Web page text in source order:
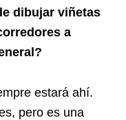
dibujar viñetas
a
estará ahí.
pero es una